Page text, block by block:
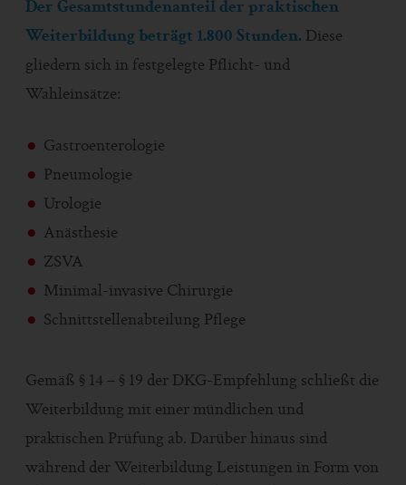
Der Gesamtstundenanteil der praktischen
Weiterbildung beträgt 1.800 Stunden. Diese
gliedern sich in festgelegte Pflicht- und
Wahleinsätze:
Gastroenterologie
Pneumologie
Urologie
Anästhesie
ZSVA
Minimal-invasive Chirurgie
Schnittstellenabteilung Pflege
Gemäß § 14 – § 19 der DKG-Empfehlung schließt die
Weiterbildung mit einer mündlichen und
praktischen Prüfung ab. Darüber hinaus sind
während der Weiterbildung Leistungen in Form von